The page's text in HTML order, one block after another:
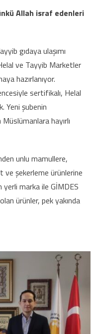
Allah israf edenleri
gıdaya ulaşımı
ve Tayyib Marketler
hazırlanıyor.
sertifikalı, Helal
Yeni şubenin
hayırlı
unlu mamullere,
şekerleme ürünlerine
marka ile GİMDES
ürünler, pek yakında